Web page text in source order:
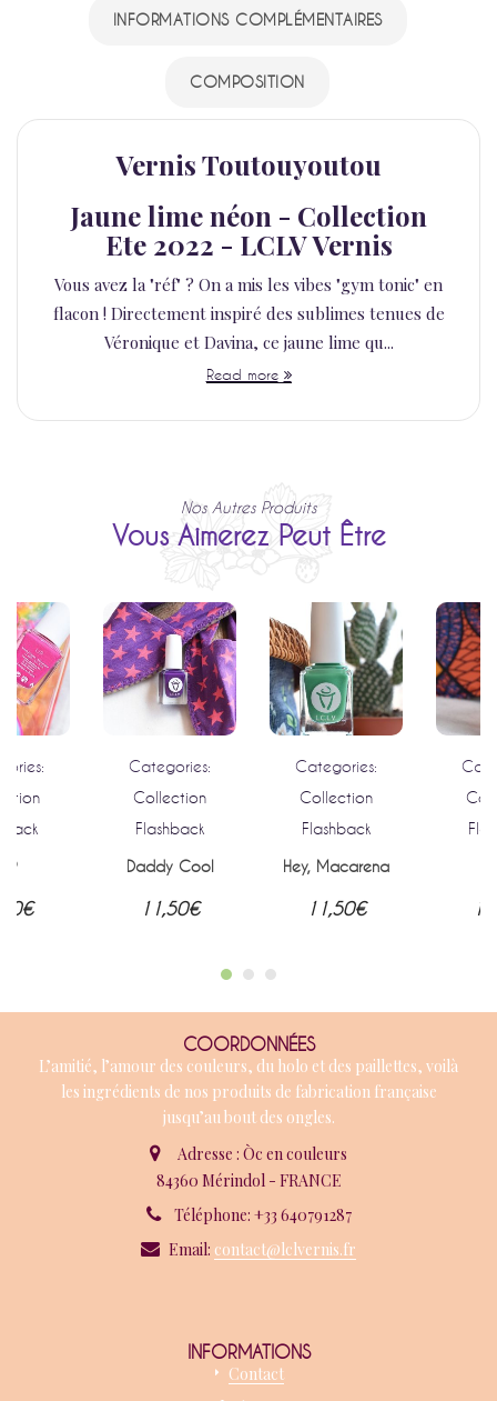
INFORMATIONS COMPLÉMENTAIRES
COMPOSITION
Vernis Toutouyoutou
Jaune lime néon - Collection
Ete 2022 - LCLV Vernis
Vous avez la "réf" ? On a mis les vibes "gym tonic" en
flacon ! Directement inspiré des sublimes tenues de
Véronique et Davina, ce jaune lime qu...
Read more
Nos Autres Produits
Vous Aimerez Peut Être
€
Categories:
Collection
Flashback
Daddy Cool
11,50€
Categories:
Collection
Flashback
Hey, Macarena
11,50€
COORDONNÉES
L’amitié, l’amour des couleurs, du holo et des paillettes, voilà
les ingrédients de nos produits de fabrication française
jusqu’au bout des ongles.
Adresse : Òc en couleurs
84360 Mérindol - FRANCE
Téléphone: +33 640791287
Email: contact@lclvernis.fr
INFORMATIONS
Contact